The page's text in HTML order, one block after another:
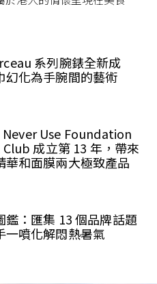
系列腕錶全新成
幻化為手腕間的藝術
Never Use Foundation
成立第 13 年，帶來
華和面膜兩大極致產品
鑑：匯集 13 個品牌話題
一噴化解悶熱暑氣